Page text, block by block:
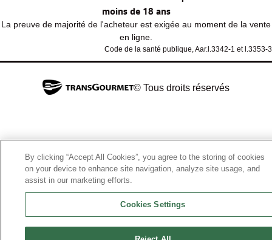
moins de 18 ans
La preuve de majorité de l'acheteur est exigée au moment de la vente
en ligne.
Code de la santé publique, Aar.l.3342-1 et l.3353-3
© Tous droits réservés
By clicking “Accept All Cookies”, you agree to the storing of cookies
on your device to enhance site navigation, analyze site usage, and
assist in our marketing efforts.
Cookies Settings